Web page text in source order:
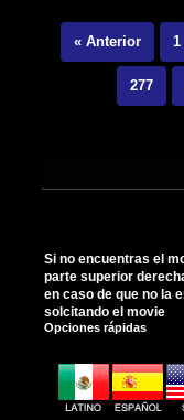
« Anterior 1
277
Si no encuentras el
parte superior
en caso de que no la
solcitando el movie
Opciones rápidas